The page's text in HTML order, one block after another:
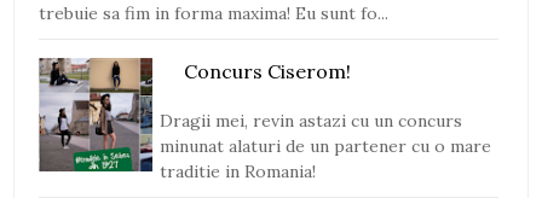
trebuie sa fim in forma maxima! Eu sunt fo...
Concurs Ciserom!
Dragii mei, revin astazi cu un concurs
minunat alaturi de un partener cu o mare
traditie in Romania!